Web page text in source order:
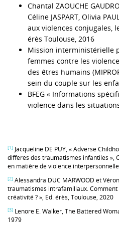
Chantal ZAOUCHE
Céline JASPART, Olivia
aux violences conjugales,
érès Toulouse, 2016
Mission interministérielle
femmes contre les
des êtres humains
sein du couple sur les
BFEG « Informations
violence dans les
[1] Jacqueline DE PUY, « Adverse
différés des traumatismes infantiles »,
en matière de violence
[2] Alessandra DUC MARWOOD et
traumatismes intrafamiliaux.
créativité ? », Ed. érès, Toulouse, 2020
[3] Lenore E. Walker, The Battered
1979